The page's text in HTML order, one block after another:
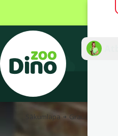
Sākumlapa Grauzējiem